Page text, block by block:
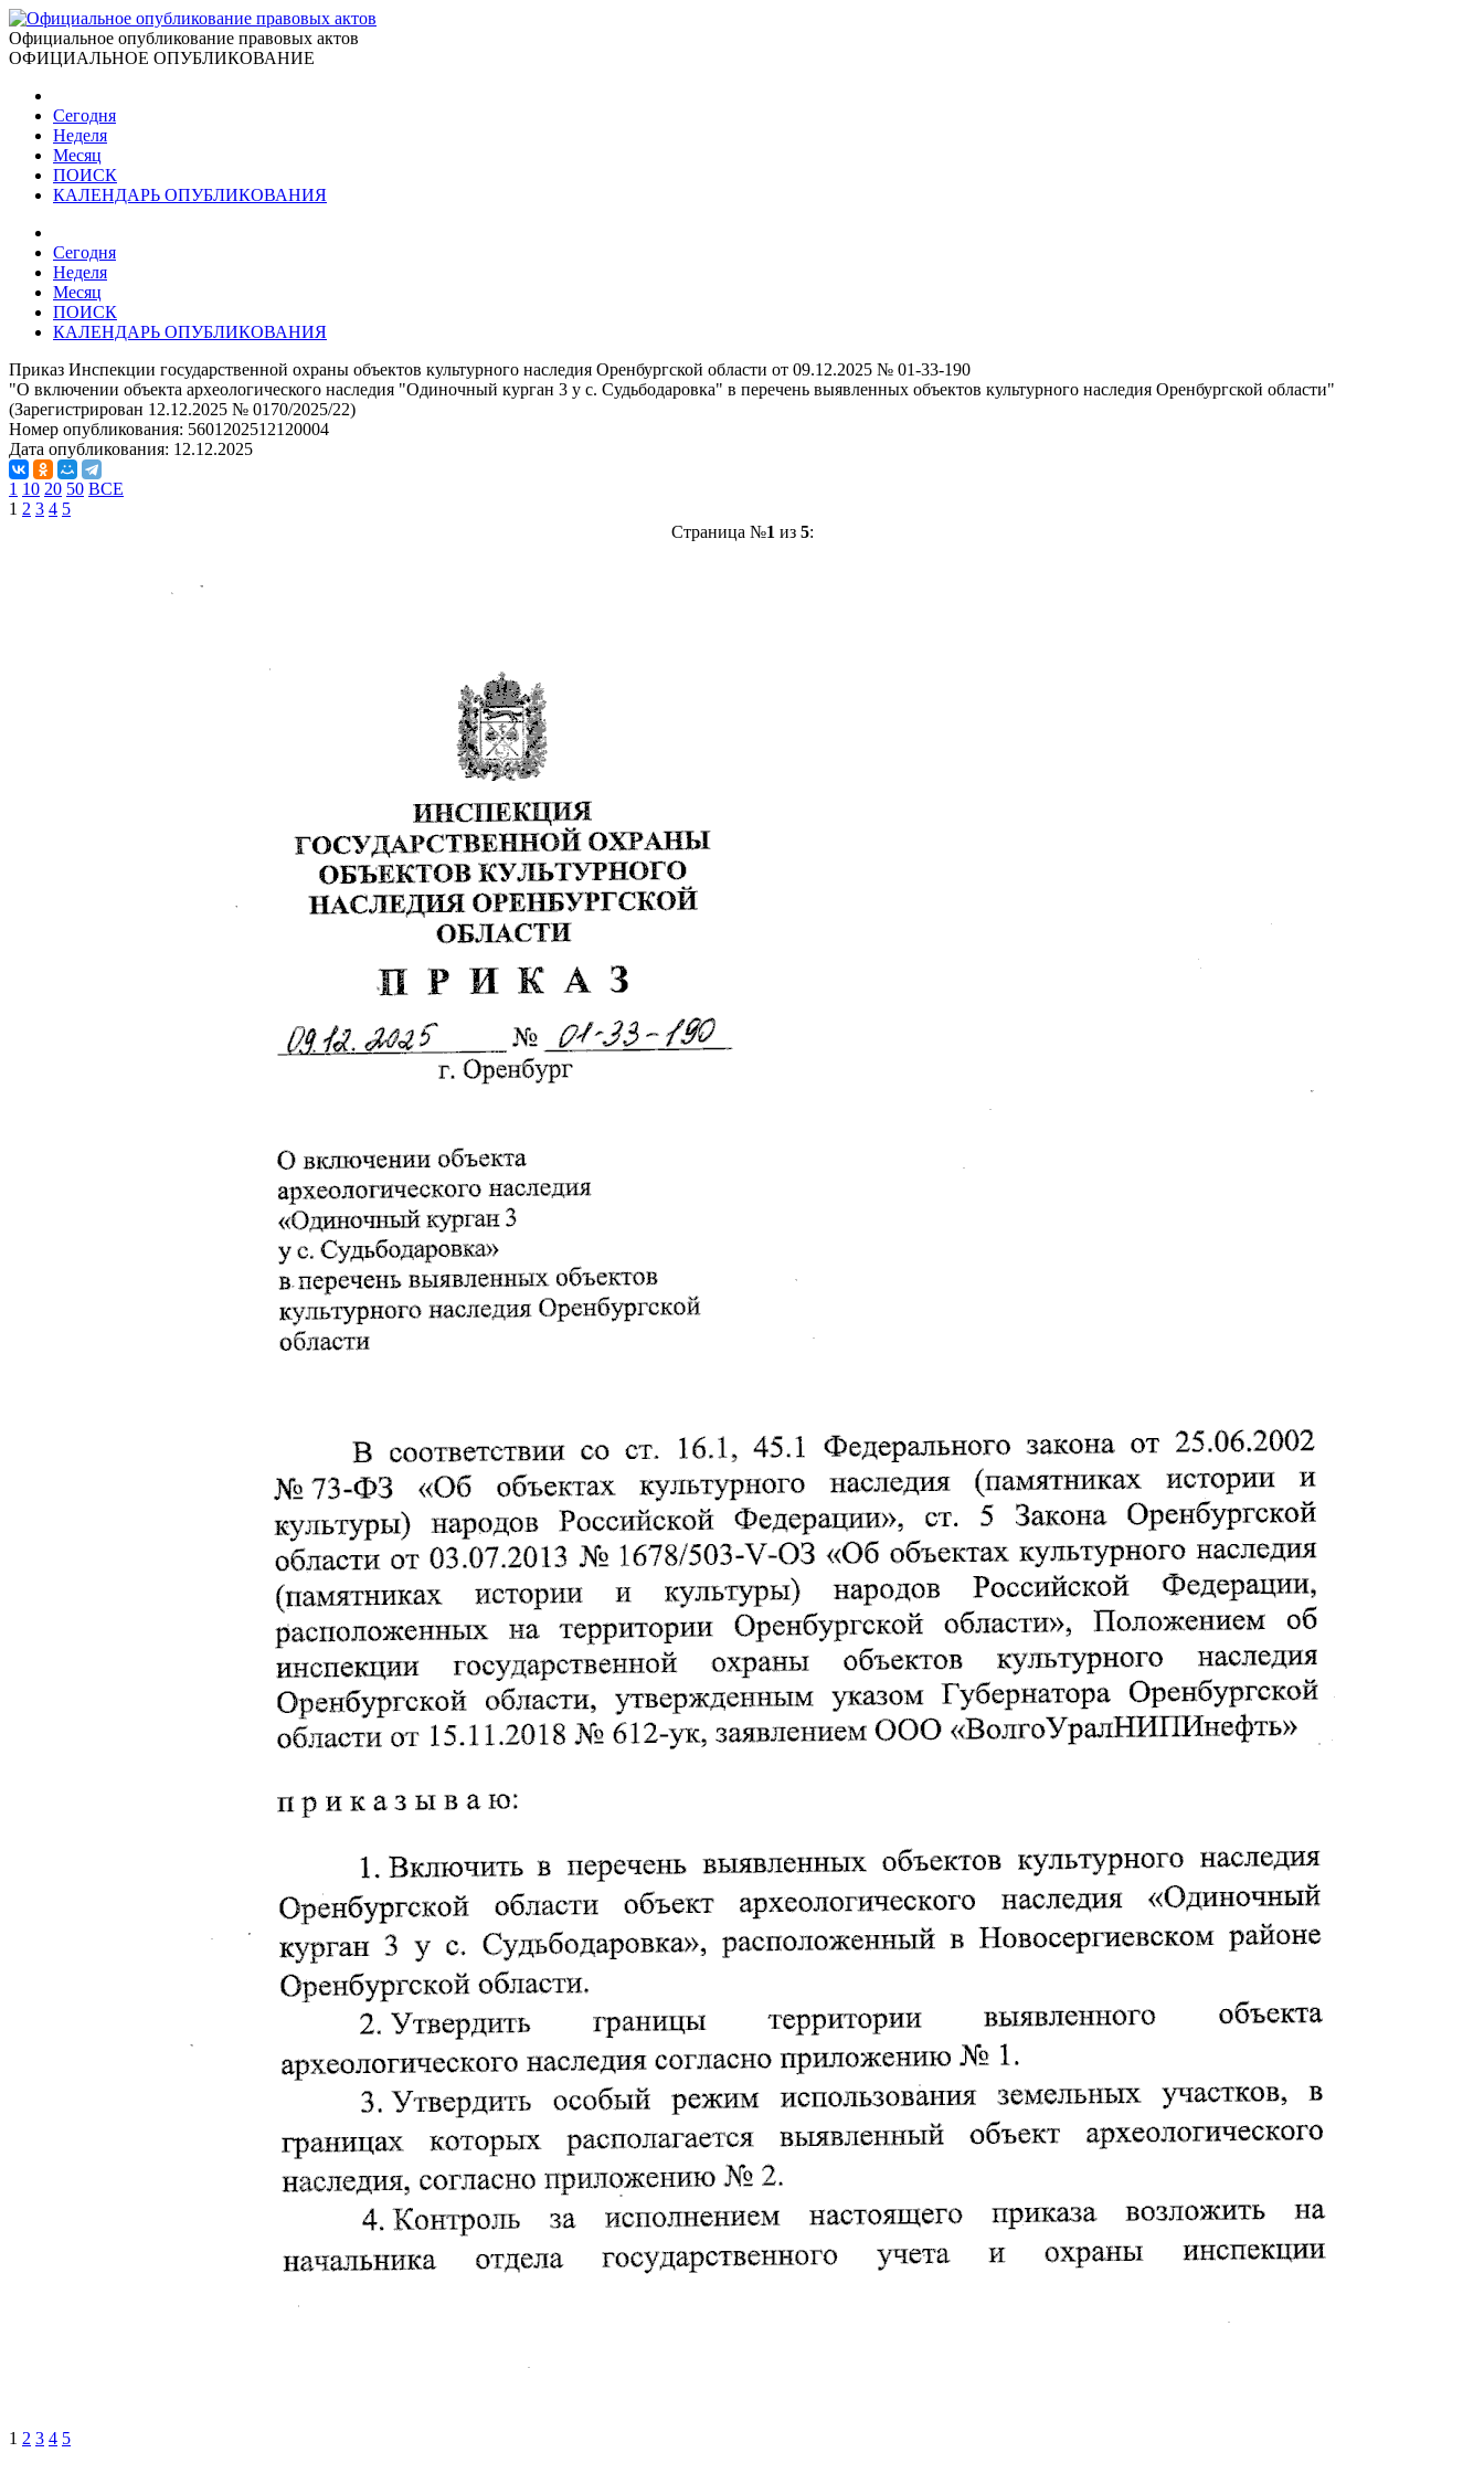
Официальное опубликование правовых актов
ОФИЦИАЛЬНОЕ ОПУБЛИКОВАНИЕ
Сегодня
Неделя
Месяц
ПОИСК
КАЛЕНДАРЬ ОПУБЛИКОВАНИЯ
Сегодня
Неделя
Месяц
ПОИСК
КАЛЕНДАРЬ ОПУБЛИКОВАНИЯ
Приказ Инспекции государственной охраны объектов культурного наследия Оренбургской области от 09.12.2025 № 01-33-190
"О включении объекта археологического наследия "Одиночный курган 3 у с. Судьбодаровка" в перечень выявленных объектов культурного наследия Оренбургской области"
(Зарегистрирован 12.12.2025 № 0170/2025/22)
Номер опубликования: 5601202512120004
Дата опубликования: 12.12.2025
1 10 20 50 ВСЕ
1 2 3 4 5
Страница №1 из 5:
1 2 3 4 5